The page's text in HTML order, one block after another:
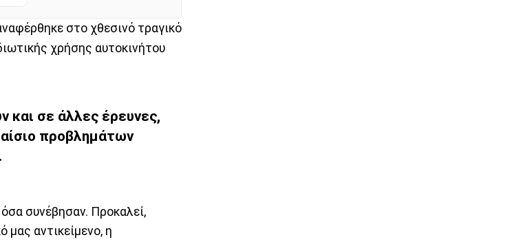
στο χθεσινό τραγικό
χρήσης αυτοκινήτου
και σε άλλες έρευνες,
προβλημάτων
συνέβησαν. Προκαλεί,
μας αντικείμενο, η